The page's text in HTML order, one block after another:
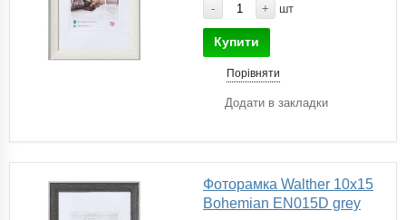
- + шт
Купити
Порівняти
Додати в закладки
Фоторамка Walther 10х15
Bohemian EN015D grey